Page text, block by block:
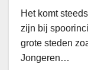
Het komt
zijn bij
grote steden
Jongeren…